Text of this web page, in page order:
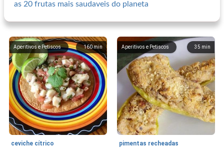
as 20 frutas mais saudaveis do planeta
160min
Aperitivos e Petiscos
ceviche cítrico
35 min
Aperitivos e Petiscos
pimentas recheadas